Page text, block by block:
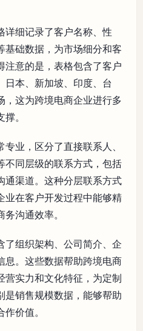
详细记录了客户名称、性
基础数据，为市场细分和客
注意的是，表格包含了客户
日本、新加坡、印度、台
，这为跨境电商企业进行多
。
专业，区分了直接联系人、
不同层级的联系方式，包括
通渠道。这种分层联系方式
业在客户开发过程中能够精
沟通效率。
了组织架构、公司简介、企
息。这些数据帮助跨境电商
实力和文化特征，为定制
是销售规模数据，能够帮助
价值。